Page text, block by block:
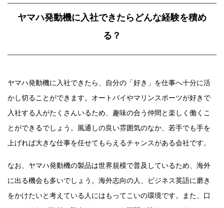
ヤマハ発動機に入社できたらどんな経験を積め
る？
ヤマハ発動機に入社できたら、自分の「好き」を仕事へ十分に活
かし切ることができます。オートバイやマリンスポーツが好きで
入社する人がたくさんいるため、趣味の合う仲間と楽しく働くこ
とができるでしょう。風通しの良い雰囲気のなか、若手でも手を
上げれば大きな仕事を任せてもらえるチャンスがある会社です。
なお、ヤマハ発動機の製品は世界規模で普及しているため、海外
に出る機会も多いでしょう。海外志向の人、ビジネス英語に磨き
をかけたいと考えている人にはもってこいの環境です。また、口